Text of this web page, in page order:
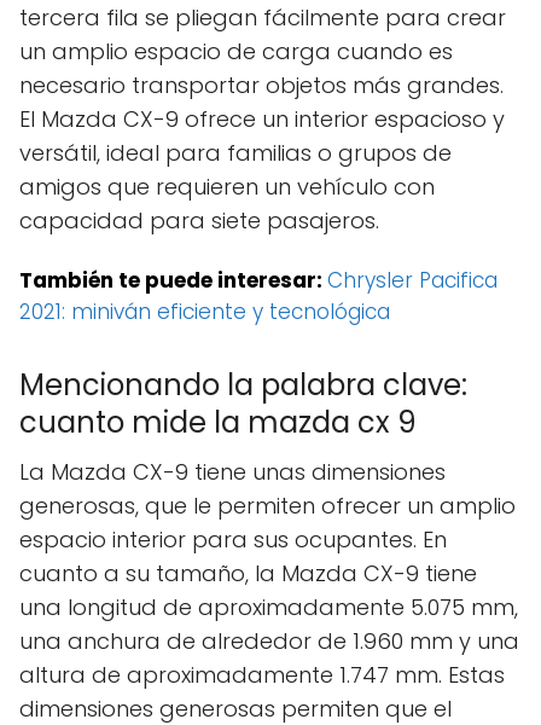
tercera fila se pliegan fácilmente para crear
un amplio espacio de carga cuando es
necesario transportar objetos más grandes.
El Mazda CX-9 ofrece un interior espacioso y
versátil, ideal para familias o grupos de
amigos que requieren un vehículo con
capacidad para siete pasajeros.
También te puede interesar: Chrysler Pacifica
2021: miniván eficiente y tecnológica
Mencionando la palabra clave:
cuanto mide la mazda cx 9
La Mazda CX-9 tiene unas dimensiones
generosas, que le permiten ofrecer un amplio
espacio interior para sus ocupantes. En
cuanto a su tamaño, la Mazda CX-9 tiene
una longitud de aproximadamente 5.075 mm,
una anchura de alrededor de 1.960 mm y una
altura de aproximadamente 1.747 mm. Estas
dimensiones generosas permiten que el